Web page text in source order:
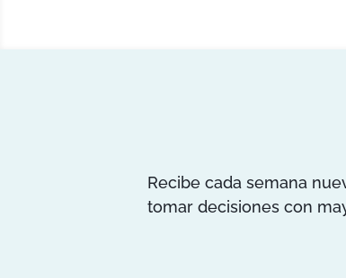
Recibe cada semana
tomar decisiones con